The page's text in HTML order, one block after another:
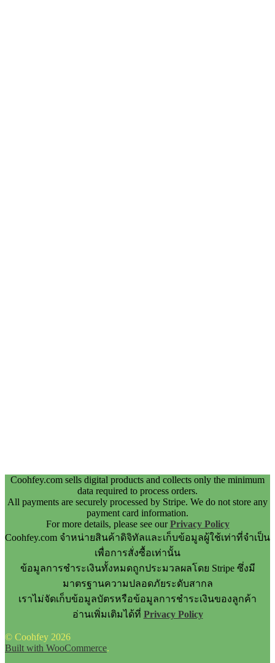
Coohfey.com sells digital products and collects only the minimum
data required to process orders.
All payments are securely processed by Stripe. We do not store any
payment card information.
For more details, please see ourPrivacy Policy
Coohfey.com จำหน่ายสินค้าดิจิทัลและเก็บข้อมูลผู้ใช้เท่าที่จำเป็น
เพื่อการสั่งซื้อเท่านั้น
ข้อมูลการชำระเงินทั้งหมดถูกประมวลผลโดย Stripe ซึ่งมี
มาตรฐานความปลอดภัยระดับสากล
เราไม่จัดเก็บข้อมูลบัตรหรือข้อมูลการชำระเงินของลูกค้า
อ่านเพิ่มเติมได้ที่ Privacy Policy
© Coohfey 2026
Built with WooCommerce.